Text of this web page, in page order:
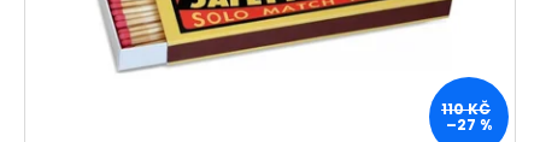
110 KČ
–27 %